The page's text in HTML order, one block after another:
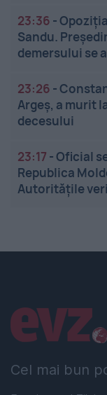
23:36 -
Sandu.
demersului se
23:26 -
Argeș, a murit
decesului
23:17 -Oficial
Republica
Autoritățile
Cel mai bun
Linkuri utile